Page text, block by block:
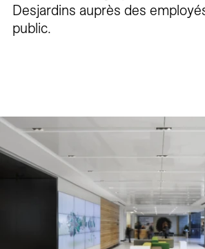
Desjardins auprès des
public.